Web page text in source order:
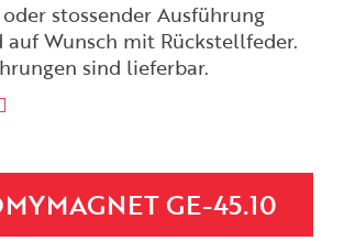
stossender Ausführung
Wunsch mit Rückstellfeder.
sind lieferbar.
GE-45.10